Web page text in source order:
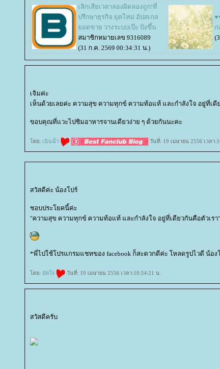
เลิกเสียเวลาลองผิดลองถูก!ที่
ปรึกษาธุรกิจ ยุคใหม่ อัปสเกล
อดขาย วางระบบเป๊ะ ปังขึ้น
สมาชิกหมายเลข 9316089
(31 ก.ค. 2569 00:34:31 น.)
เจิมค่ะ
เห็นด้วยเลยค่ะ ความสุข ความทุกข์ ความท้อแท้ และกำลังใจ อยู่ที่เดี
ขอบคุณที่แวะไปชิมอาหารจานเดียวง่าย ๆ ด้วยกันนะคะ
ดย: เนินน้ำ วันที่: 19 เมษายน 2556 เวลา
สวัสดีค่ะ น้องโปร์
ชอบประโยคนี้ค่ะ
"ความสุข ความทุกข์ ความท้อแท้ และกำลังใจ อยู่ที่เดียวกันคือตัวเรา"
*พี่ไปใช้โปรแกรมแชทของ facebook ก็สะดวกดีค่ะ โหลดรูปไวดี น้อ
ดย: มัดใจ วันที่: 19 เมษายน 2556 เวลา:10:54:21 น.
สวัสดีครับ